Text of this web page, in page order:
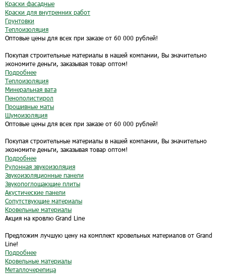
Краски фасадные
Краски для внутренних работ
Грунтовки
Теплоизоляция
Оптовые цены для всех при заказе от 60 000 рублей!
Покупая строительные материалы в нашей компании, Вы значительно
экономите деньги, заказывая товар оптом!
Подробнее
Теплоизоляция
Минеральная вата
Пенополистирол
Прошивные маты
Шумоизоляция
Оптовые цены для всех при заказе от 60 000 рублей!
Покупая строительные материалы в нашей компании, Вы значительно
экономите деньги, заказывая товар оптом!
Подробнее
Рулонная звукоизоляция
Звукоизоляционные панели
Звукопоглощающие плиты
Акустические панели
Сопутствующие материалы
Кровельные материалы
Акция на кровлю Grand Line
Предложим лучшую цену на комплект кровельных материалов от Grand
Line!
Подробнее
Кровельные материалы
Металлочерепица